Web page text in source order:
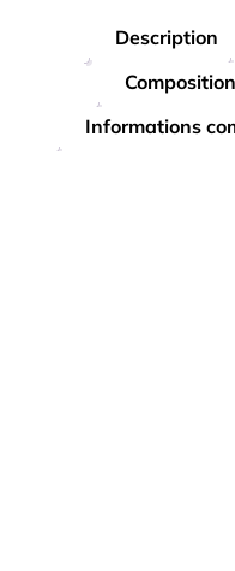
Description
Composition
Informations